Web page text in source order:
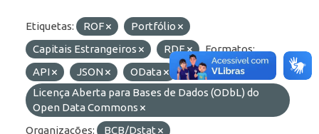
Etiquetas: ROF
Portfólio
Capitais Estrangeiros
RDE
Formatos:
API
JSON OData
Licenças:
Licença Aberta para Bases de Dados (ODbL) do
Open Data Commons
Organizações:
BCB/Dstat